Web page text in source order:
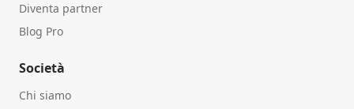
Diventa partner
Blog Pro
Società
Chi siamo